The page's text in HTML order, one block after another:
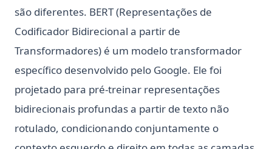
são diferentes. BERT (Representações de
Codificador Bidirecional a partir de
Transformadores) é um modelo transformador
específico desenvolvido pelo Google. Ele foi
projetado para pré-treinar representações
bidirecionais profundas a partir de texto não
rotulado, condicionando conjuntamente o